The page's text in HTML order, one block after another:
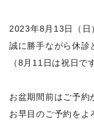
2023年8月13日（日
誠に勝手ながら休診
（8月11日は祝日で
お盆期間前はご予約
お早目のご予約をよ